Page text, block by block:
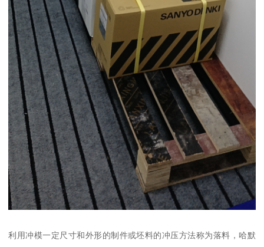
利用冲模一定尺寸和外形的制件或坯料的冲压方法称为落料，哈默